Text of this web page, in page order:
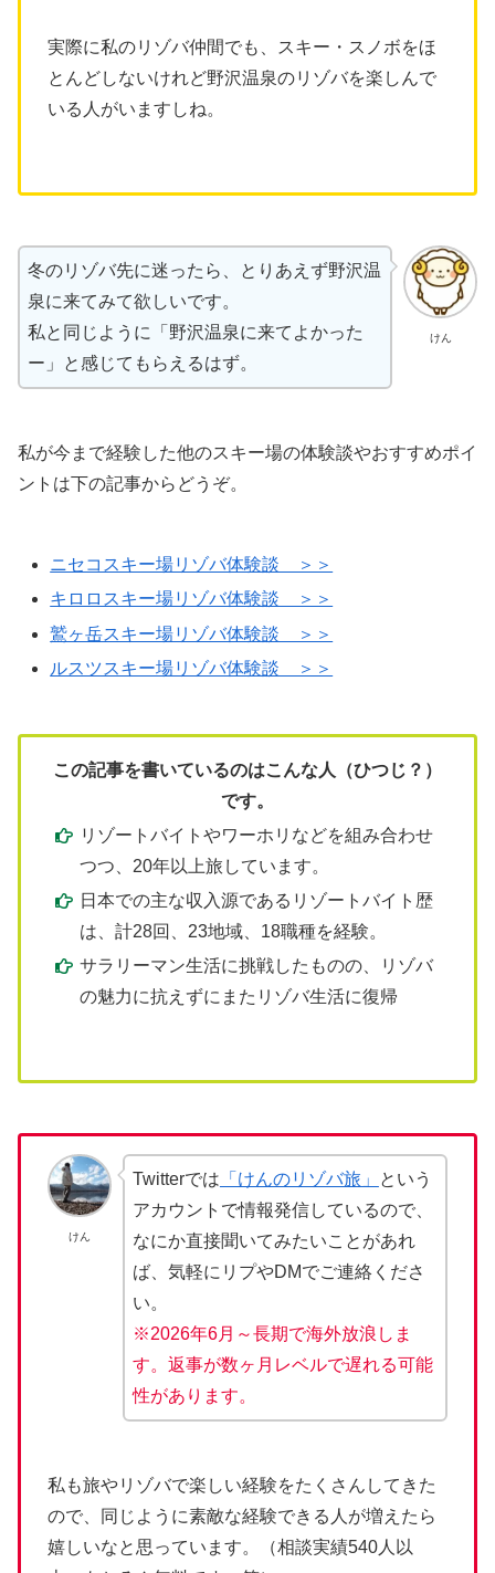
実際に私のリゾバ仲間でも、スキー・スノボをほ
とんどしないけれど野沢温泉のリゾバを楽しんで
いる人がいますしね。
けん
冬のリゾバ先に迷ったら、とりあえず野沢温
泉に来てみて欲しいです。
私と同じように「野沢温泉に来てよかった
ー」と感じてもらえるはず。
私が今まで経験した他のスキー場の体験談やおすすめポイ
ントは下の記事からどうぞ。
ニセコスキー場リゾバ体験談 ＞＞
キロロスキー場リゾバ体験談 ＞＞
鷲ヶ岳スキー場リゾバ体験談 ＞＞
ルスツスキー場リゾバ体験談 ＞＞
この記事を書いているのはこんな人（ひつじ？）
です。
リゾートバイトやワーホリなどを組み合わせ
つつ、20年以上旅しています。
日本での主な収入源であるリゾートバイト歴
は、計28回、23地域、18職種を経験。
サラリーマン生活に挑戦したものの、リゾバ
の魅力に抗えずにまたリゾバ生活に復帰
けん
Twitterでは 「けんのリゾバ旅」
という
アカウントで情報発信しているので、
なにか直接聞いてみたいことがあれ
ば、気軽にリプやDMでご連絡くださ
い。
※2026年6月～長期で海外放浪しま
す。返事が数ヶ月レベルで遅れる可能
性があります。
私も旅やリゾバで楽しい経験をたくさんしてきた
ので、同じように素敵な経験できる人が増えたら
嬉しいなと思っています。（相談実績540人以